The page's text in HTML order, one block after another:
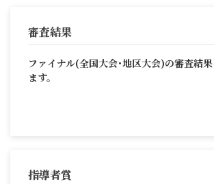
審査結果
ファイナル(全国大会･地区大会)の審査結
ます。
指導者賞